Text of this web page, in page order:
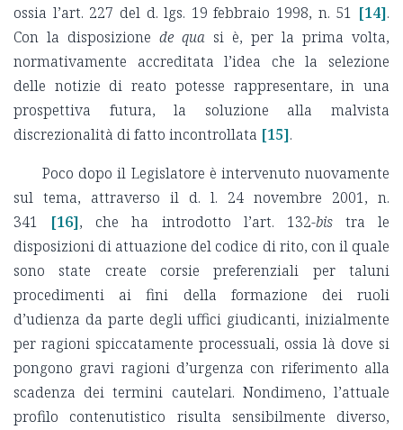
ossia l’art. 227 del d. lgs. 19 febbraio 1998, n. 51 [14].
Con la disposizione de qua si è, per la prima volta,
normativamente accreditata l’idea che la selezione
delle notizie di reato potesse rappresentare, in una
prospettiva futura, la soluzione alla malvista
discrezionalità di fatto incontrollata [15].
Poco dopo il Legislatore è intervenuto nuovamente
sul tema, attraverso il d. l. 24 novembre 2001, n.
341
[16], che ha introdotto l’art. 132-bistra le
disposizioni di attuazione del codice di rito, con il quale
sono state create corsie preferenziali per taluni
procedimenti ai fini della formazione dei ruoli
d’udienza da parte degli uffici giudicanti, inizialmente
per ragioni spiccatamente processuali, ossia là dove si
pongono gravi ragioni d’urgenza con riferimento alla
scadenza dei termini cautelari. Nondimeno, l’attuale
profilo contenutistico risulta sensibilmente diverso,